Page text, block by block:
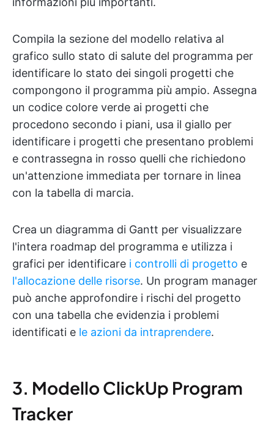
Compila la sezione del modello relativa al
grafico sullo stato di salute del programma per
identificare lo stato dei singoli progetti che
compongono il programma più ampio. Assegna
un codice colore verde ai progetti che
procedono secondo i piani, usa il giallo per
identificare i progetti che presentano problemi
e contrassegna in rosso quelli che richiedono
un'attenzione immediata per tornare in linea
con la tabella di marcia.
Crea un diagramma di Gantt per visualizzare
l'intera roadmap del programma e utilizza i
grafici per identificare i controlli di progetto e
l'allocazione delle risorse. Un program manager
può anche approfondire i rischi del progetto
con una tabella che evidenzia i problemi
identificati e le azioni da intraprendere.
3. Modello ClickUp Program
Tracker